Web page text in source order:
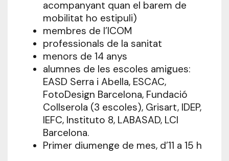
acompanyant quan el barem de
mobilitat ho estipuli)
membres de l’ICOM
professionals de la sanitat
menors de 14 anys
alumnes de les escoles amigues:
EASD Serra i Abella, ESCAC,
FotoDesign Barcelona, Fundació
Collserola (3 escoles), Grisart, IDEP,
IEFC, Instituto 8, LABASAD, LCI
Barcelona.
Primer diumenge de mes, d’11 a 15 h